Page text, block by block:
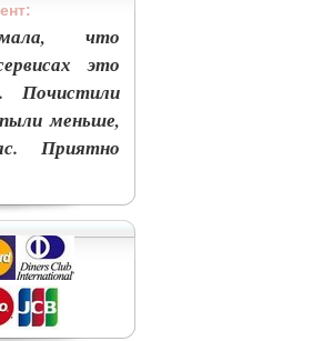
что
это
Почистили
меньше,
Приятно